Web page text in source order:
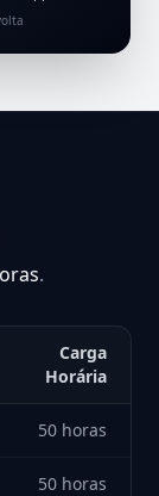
.
Carga
Horária
50 horas
50 horas